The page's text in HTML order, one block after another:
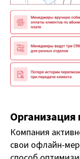
Компания
свои офлайн-